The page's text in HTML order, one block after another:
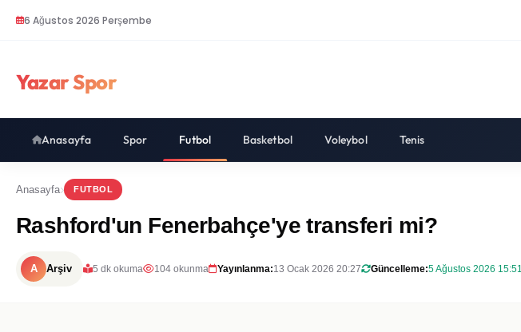
6 Ağustos 2026 Perşembe
Yazar Spor
Anasayfa Spor Futbol Basketbol Voleybol Tenis
Anasayfa FUTBOL
Rashford'un Fenerbahçe'ye transferi mi?
A Arşiv 5 dk okuma 104 okunma Yayınlanma:13 Ocak 2026 20:27 Güncelleme:5 Ağustos 2026 15:51